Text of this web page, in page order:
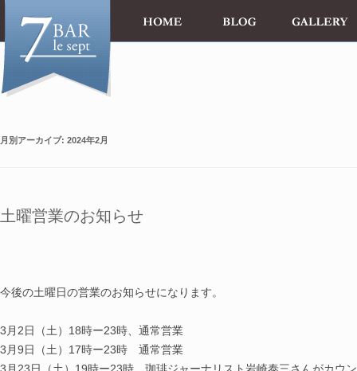
月別アーカイブ: 2024年2月
土曜営業のお知らせ
今後の土曜日の営業のお知らせになります。
3月2日（土）18時ー23時、通常営業
3月9日（土）17時ー23時 通常営業